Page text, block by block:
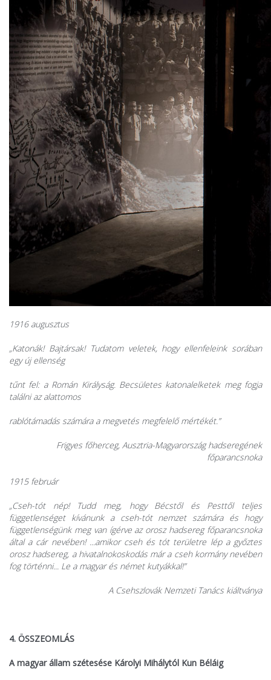
1916 augusztus
„Katonák! Bajtársak! Tudatom veletek, hogy ellenfeleink sorában
egy új ellenség
tűnt fel: a Román Királyság. Becsületes katonalelketek meg fogja
találni az alattomos
rablótámadás számára a megvetés megfelelő mértékét.”
Frigyes főherceg, Ausztria-Magyarország hadseregének
főparancsnoka
1915 február
„Cseh-tót nép! Tudd meg, hogy Bécstől és Pesttől teljes
függetlenséget kívánunk a cseh-tót nemzet számára és hogy
függetlenségünk meg van ígérve az orosz hadsereg főparancsnoka
által a cár nevében! ...amikor cseh és tót területre lép a győztes
orosz hadsereg, a hivatalnokoskodás már a cseh kormány nevében
fog történni... Le a magyar és német kutyákkal!”
A Csehszlovák Nemzeti Tanács kiáltványa
4. ÖSSZEOMLÁS
A magyar állam szétesése Károlyi Mihálytól Kun Béláig